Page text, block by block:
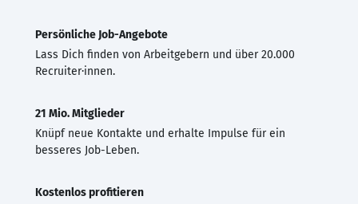
Persönliche Job-Angebote
Lass Dich finden von Arbeitgebern und über 20.000
Recruiter·innen.
21 Mio. Mitglieder
Knüpf neue Kontakte und erhalte Impulse für ein
besseres Job-Leben.
Kostenlos profitieren